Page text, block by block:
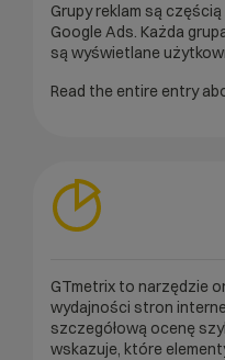
Grupy reklam są
Google Ads. Każda
są wyświetlane
Read the entire entry
GTmetrix to narzędzie
wydajności stron
szczegółową ocenę
wskazuje, które